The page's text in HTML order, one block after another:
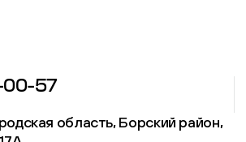
00-57
область, Борский район,